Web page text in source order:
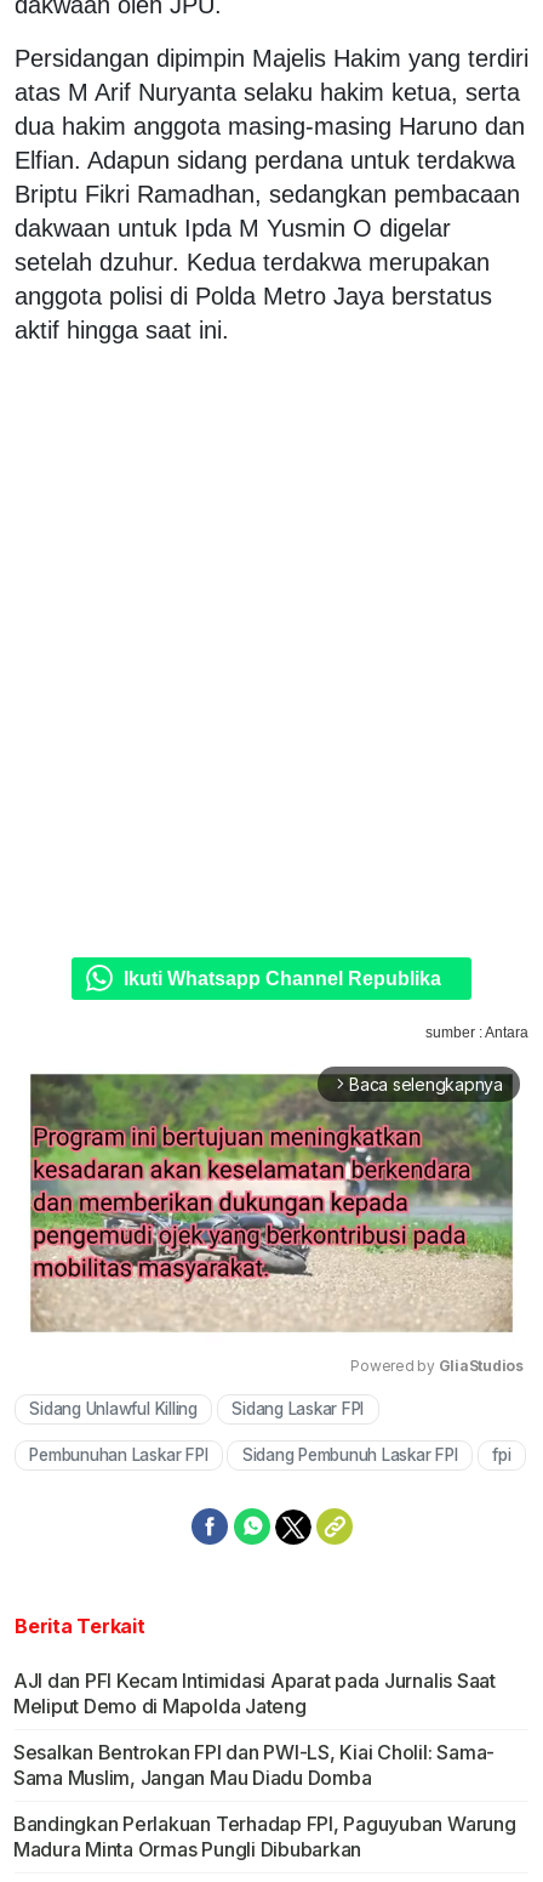
Persidangan dipimpin Majelis Hakim yang terdiri
atas M Arif Nuryanta selaku hakim ketua, serta
dua hakim anggota masing-masing Haruno dan
Elfian. Adapun sidang perdana untuk terdakwa
Briptu Fikri Ramadhan, sedangkan pembacaan
dakwaan untuk Ipda M Yusmin O digelar
setelah dzuhur. Kedua terdakwa merupakan
anggota polisi di Polda Metro Jaya berstatus
aktif hingga saat ini.
Ikuti Whatsapp Channel Republika
sumber : Antara
arrow_forward_ios Baca selengkapnya
Powered by GliaStudios
Sidang Unlawful Killing Sidang Laskar FPI
Pembunuhan Laskar FPI Sidang Pembunuh Laskar FPI fpi
Berita Terkait
AJI dan PFI Kecam Intimidasi Aparat pada Jurnalis Saat
Meliput Demo di Mapolda Jateng
Sesalkan Bentrokan FPI dan PWI-LS, Kiai Cholil: Sama-
Sama Muslim, Jangan Mau Diadu Domba
Bandingkan Perlakuan Terhadap FPI, Paguyuban Warung
Madura Minta Ormas Pungli Dibubarkan